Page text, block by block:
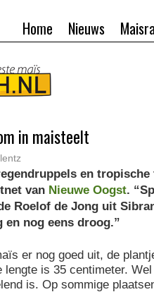
Nieuws
Home
in maisteelt
en
van Nieuwe Oogst.
Roelof de Jong uit
en nog eens droog.”
er nog goed uit, de
lengte is 35 centimeter.
is. Op sommige